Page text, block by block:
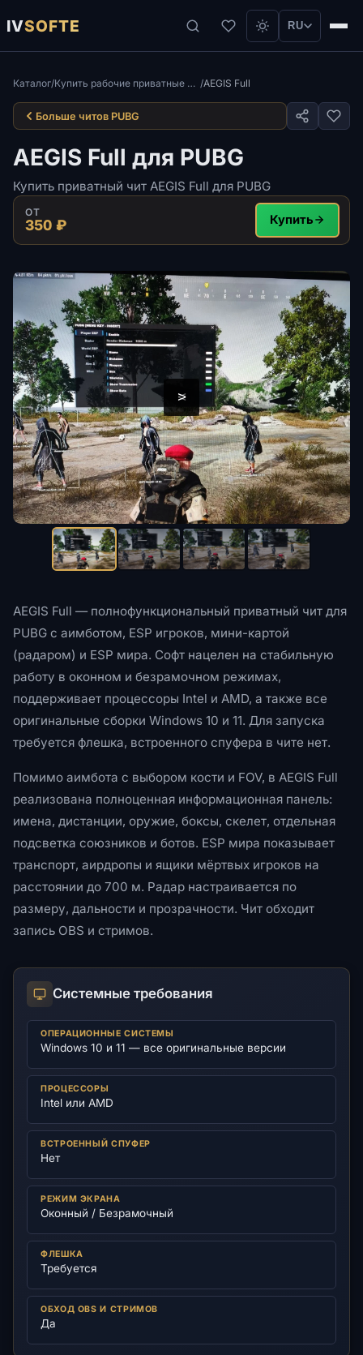
IVSOFTE RU
Каталог/ Купить рабочие приватные читы для игры ПАБГ Steam /AEGIS Full
Больше читов PUBG
AEGIS Full для PUBG
Купить приватный чит AEGIS Full для PUBG
ОТ
350 ₽ Купить
<
>
AEGIS Full — полнофункциональный приватный чит для
PUBG с аимботом, ESP игроков, мини-картой
(радаром) и ESP мира. Софт нацелен на стабильную
работу в оконном и безрамочном режимах,
поддерживает процессоры Intel и AMD, а также все
оригинальные сборки Windows 10 и 11. Для запуска
требуется флешка, встроенного спуфера в чите нет.
Помимо аимбота с выбором кости и FOV, в AEGIS Full
реализована полноценная информационная панель:
имена, дистанции, оружие, боксы, скелет, отдельная
подсветка союзников и ботов. ESP мира показывает
транспорт, аирдропы и ящики мёртвых игроков на
расстоянии до 700 м. Радар настраивается по
размеру, дальности и прозрачности. Чит обходит
запись OBS и стримов.
Системные требования
ОПЕРАЦИОННЫЕ СИСТЕМЫ
Windows 10 и 11 — все оригинальные версии
ПРОЦЕССОРЫ
Intel или AMD
ВСТРОЕННЫЙ СПУФЕР
Нет
РЕЖИМ ЭКРАНА
Оконный / Безрамочный
ФЛЕШКА
Требуется
ОБХОД OBS И СТРИМОВ
Да